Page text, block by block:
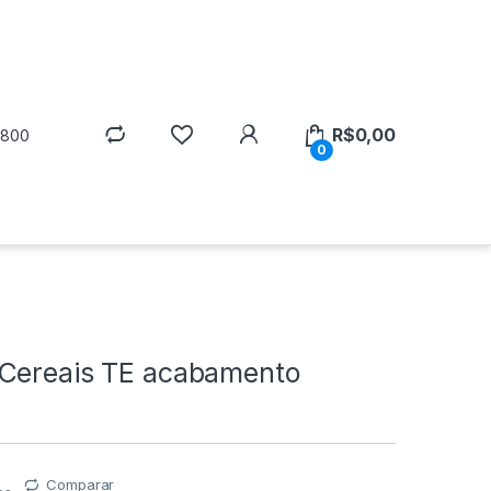
0
R$0,00
TE acabamento
Comparar